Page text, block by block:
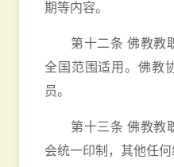
期等内容。
第十二条 佛教教职
全国范围适用。佛教
员。
第十三条 佛教教职
会统一印制，其他任